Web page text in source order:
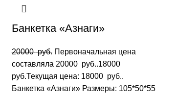
Банкетка «Азнаги»
20000руб. Первоначальная цена
составляла 20000 руб..18000
руб.Текущая цена: 18000 руб..
Банкетка «Азнаги» Размеры: 105*50*55